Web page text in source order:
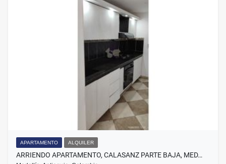
APARTAMENTO ALQUILER
ARRIENDO APARTAMENTO, CALASANZ PARTE BAJA, MED…